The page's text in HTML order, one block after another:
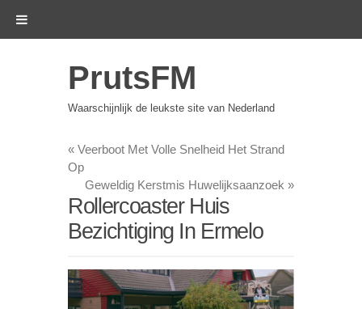
PrutsFM
Waarschijnlijk de leukste site van Nederland
« Veerboot Met Volle Snelheid Het Strand
Op
Geweldig Kerstmis Huwelijksaanzoek »
Rollercoaster Huis
Bezichtiging In Ermelo